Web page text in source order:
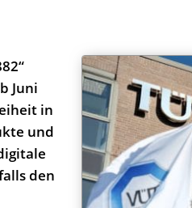
Juni
in
und
den